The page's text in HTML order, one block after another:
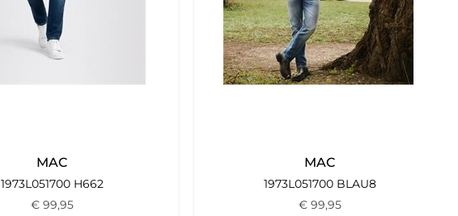
MAC
1973L051700 H662
€99,95
MAC
1973L051700 BLAU8
€99,95